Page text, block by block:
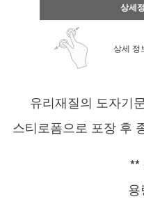
상세
상세 정
유리재질의 도자기
스티로폼으로 포장 후
**